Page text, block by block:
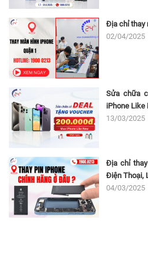
Địa chỉ thay
02/04/2025
Sửa chữa
iPhone Like
13/03/2025
Địa chỉ
Điện Thoại,
04/03/2025